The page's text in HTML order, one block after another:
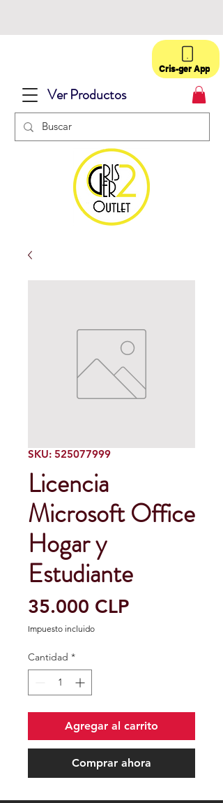
Ver Productos
Cris-ger App
SKU: 525077999
Licencia
Microsoft Office
Hogar y
Estudiante
35.000 CLP
Impuesto incluido
Cantidad *
Agregar al carrito
Comprar ahora